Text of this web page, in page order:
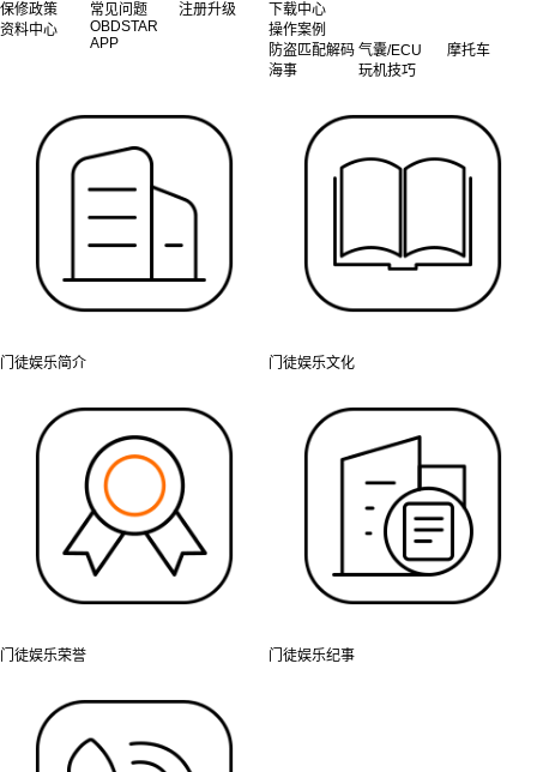
保修政策
常见问题
注册升级
资料中心
OBDSTAR
APP
下载中心
操作案例
防盗匹配解码 气囊/ECU
摩托车
海事
玩机技巧
门徒娱乐简介 门徒娱乐文化
门徒娱乐荣誉 门徒娱乐纪事